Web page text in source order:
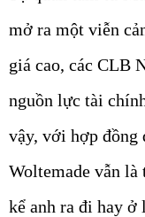
mở ra một viễn
giá cao, các CLB
nguồn lực tài
vậy, với hợp đồng
Woltemade vẫn là
kể anh ra đi hay ở